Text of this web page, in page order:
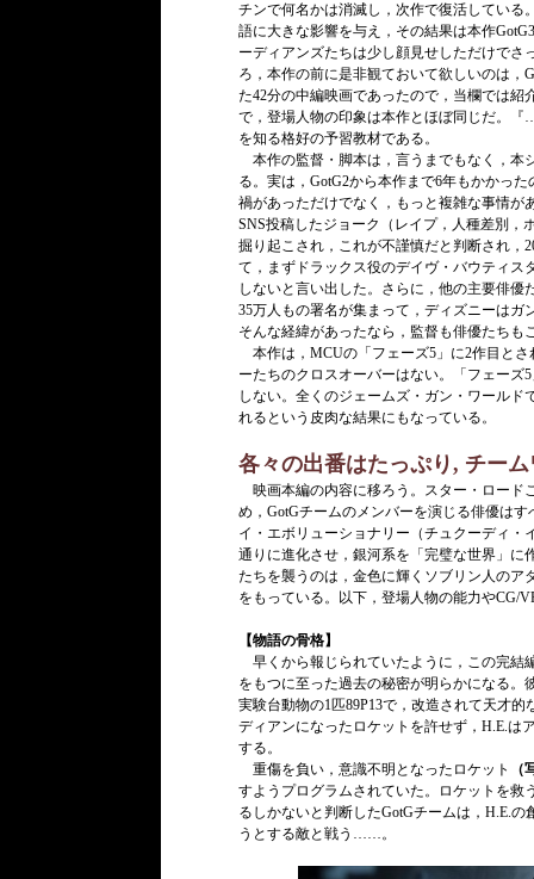
チンで何名かは消滅し，次作で復活している
語に大きな影響を与え，その結果は本作
ーディアンズたちは少し顔見せしただけで
ろ，本作の前に是非観ておいて欲しいのは，
た42分の中編映画であったので，当欄では
で，登場人物の印象は本作とほぼ同じだ。
を知る格好の予習教材である。
本作の監督・脚本は，言うまでもなく，本
る。実は，GotG2から本作まで6年もかかっ
禍があっただけでなく，もっと複雑な事情が
SNS投稿したジョーク（レイプ，人種差別，
掘り起こされ，これが不謹慎だと判断され，
て，まずドラックス役のデイヴ・バウティス
しないと言い出した。さらに，他の主要俳
35万人もの署名が集まって，ディズニーは
そんな経緯があったなら，監督も俳優たちも
本作は，MCUの「フェーズ5」に2作目と
ーたちのクロスオーバーはない。「フェーズ
しない。全くのジェームズ・ガン・ワール
れるという皮肉な結果にもなっている。
各々の出番はたっぷり, チー
映画本編の内容に移ろう。スター・ロード
め，GotGチームのメンバーを演じる俳優は
イ・エボリューショナリー（チュクーディ
通りに進化させ，銀河系を「完璧な世界」に
たちを襲うのは，金色に輝くソブリン人のア
をもっている。以下，登場人物の能力やCG/
【物語の骨格】
早くから報じられていたように，この完結
をもつに至った過去の秘密が明らかになる。
実験台動物の1匹89P13で，改造されて天才
ディアンになったロケットを許せず，H.E.は
する。
重傷を負い，意識不明となったロケット
（
すようプログラムされていた。ロケットを救
るしかないと判断したGotGチームは，H.E.
うとする敵と戦う……。